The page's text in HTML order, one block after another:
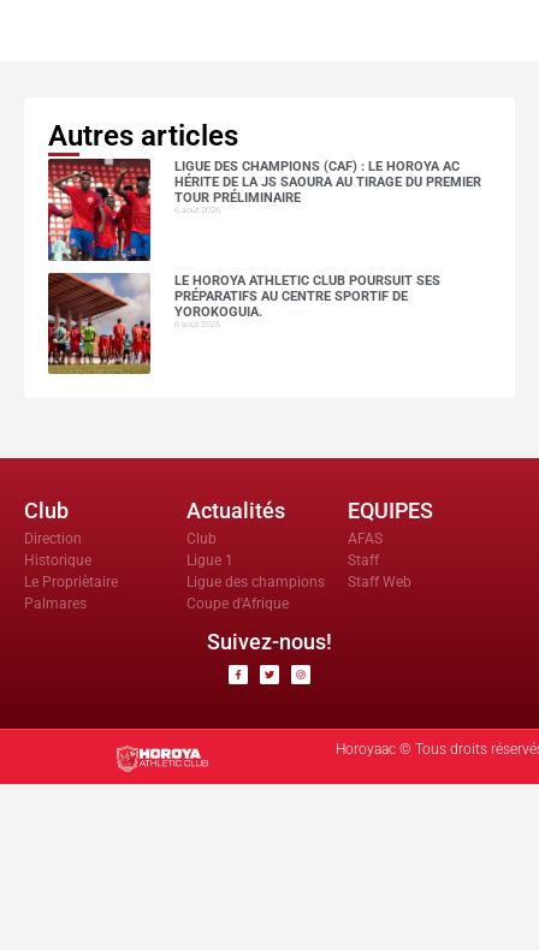
Autres articles
LIGUE DES CHAMPIONS (CAF) : LE HOROYA AC
HÉRITE DE LA JS SAOURA AU TIRAGE DU PREMIER
TOUR PRÉLIMINAIRE
6 août 2026
LE HOROYA ATHLETIC CLUB POURSUIT SES
PRÉPARATIFS AU CENTRE SPORTIF DE
YOROKOGUIA.
6 août 2026
Club
Direction
Historique
Le Propriètaire
Palmares
Actualités
Club
Ligue 1
Ligue des champions
Coupe d'Afrique
EQUIPES
AFAS
Staff
Staff Web
Suivez-nous!
Horoyaac © Tous droits